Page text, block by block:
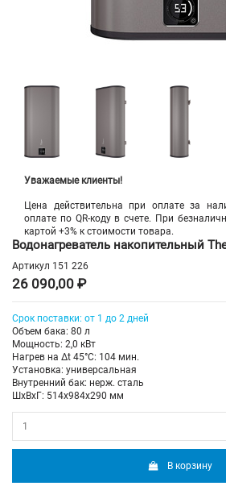
Уважаемые клиенты!
Цена действительна при оплате за
оплате по QR-коду в счете. При
картой +3% к стоимости товара.
Водонагреватель накопительный
Артикул 151 226
26 090,00 ₽
Срок поставки: от 1 до 2 дней
Объем бака: 80 л
Мощность: 2,0 кВт
Нагрев на Δt 45°С: 104 мин.
Установка: универсальная
Внутренний бак: нерж. сталь
ШхВхГ: 514х984х290 мм
В корзину